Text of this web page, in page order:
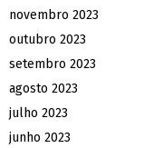
novembro 2023
outubro 2023
setembro 2023
agosto 2023
julho 2023
junho 2023